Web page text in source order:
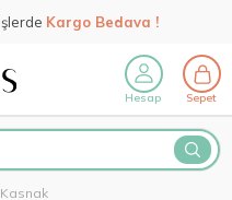
Kargo Bedava !
Hesap Sepet